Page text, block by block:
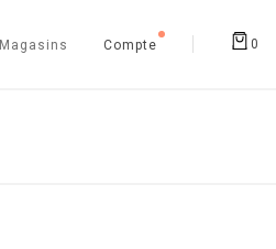
Magasins Compte 0